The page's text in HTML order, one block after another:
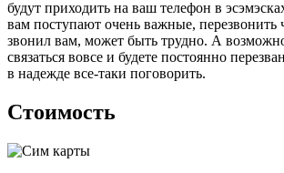
будут приходить на ваш телефон в
вам поступают очень важные, перезвонить
звонил вам, может быть трудно. А
связаться вовсе и будете постоянно
в надежде все-таки поговорить.
Стоимость